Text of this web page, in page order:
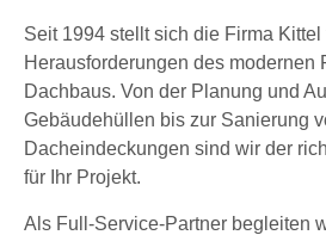
Seit 1994 stellt sich die Firma
Herausforderungen des modernen
Dachbaus. Von der Planung und
Gebäudehüllen bis zur Sanierung
Dacheindeckungen sind wir der
für Ihr Projekt.
Als Full-Service-Partner begleiten